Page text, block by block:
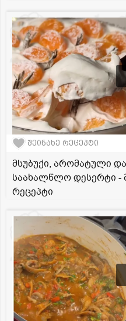
შეინახე რეცეპტი
მსუბუქი, არომატული
საახალწლო დესერტი -
რეცეპტი